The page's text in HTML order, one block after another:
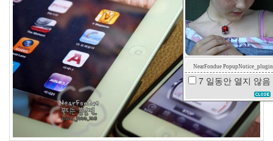
NearFondue PopupNotice_plugin
7 일동안 열지 않음
쓸 병
LonnieNa
Tag
Cloud
Heineken